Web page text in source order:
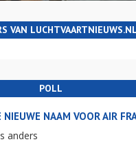
VAN
POLL
NIEUWE NAAM VOOR AIR
anders